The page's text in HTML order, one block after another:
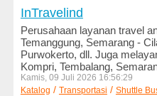
Media
Online
Militer
dan
Sekuriti
InTravelind
Perusahaan layanan travel
Temanggung, Semarang -
Purwokerto, dll. Juga
Kompri, Tembalang,
Kamis, 09 Juli 2026 16:56:29
Katalog / Transportasi / Shuttle